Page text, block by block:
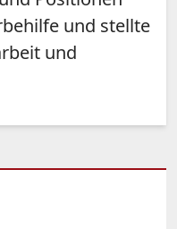
und stellte
und